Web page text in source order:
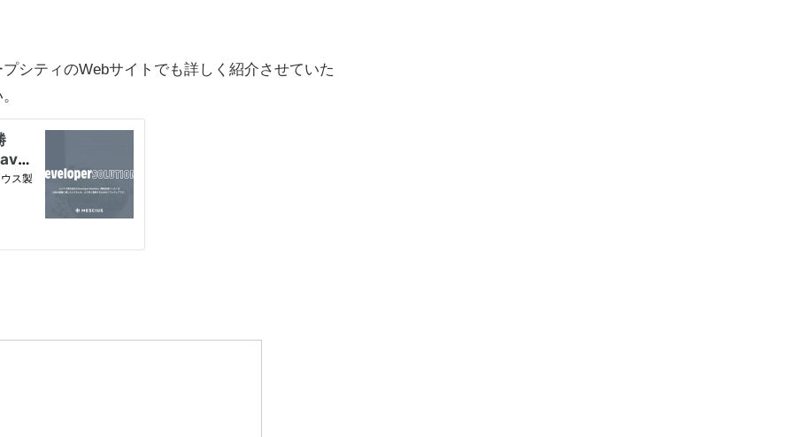
シティのWebサイトでも詳しく紹介させていた